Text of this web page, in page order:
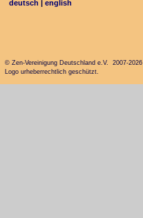
deutsch |english
© Zen-Vereinigung Deutschland e.V. 2007-2026
Logo urheberrechtlich geschützt.